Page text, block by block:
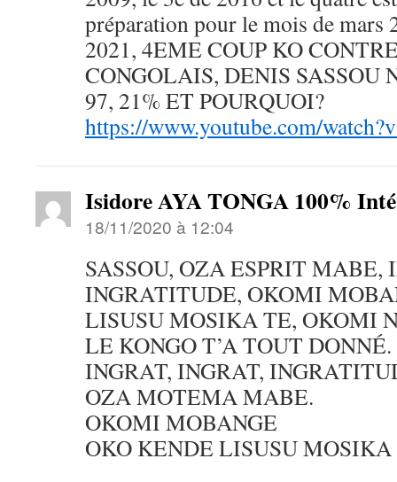
préparation pour le mois de mars
2021, 4EME COUP KO
CONGOLAIS, DENIS SASSOU
97, 21% ET POURQUOI?
https://www.youtube.com/
Isidore AYA TONGA 100%
18/11/2020 à 12:04
SASSOU, OZA ESPRIT MABE,
INGRATITUDE, OKOMI
LISUSU MOSIKA TE, OKOMI
LE KONGO T’A TOUT DONNÉ.
INGRAT, INGRAT,
OZA MOTEMA MABE.
OKOMI MOBANGE
OKO KENDE LISUSU